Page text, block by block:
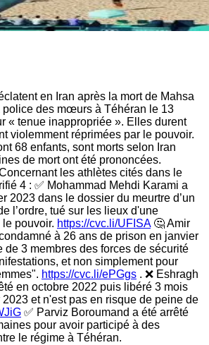
en Iran après la mort de Mahsa
police des mœurs à Téhéran le 13
« tenue inappropriée ». Elles durent
violemment réprimées par le pouvoir.
68 enfants, sont morts selon Iran
de mort ont été prononcées.
les athlètes cités dans le
4 : ✅ Mohammad Mehdi Karami a
2023 dans le dossier du meurtre d’un
l’ordre, tué sur les lieux d'une
pouvoir. https://cvc.li/UFISA🤔 Amir
à 26 ans de prison en janvier
de 3 membres des forces de sécurité
et non simplement pour
https://cvc.li/ePGgs . ❌ Eshragh
en octobre 2022 puis libéré 3 mois
et n'est pas en risque de peine de
✅ Parviz Boroumand a été arrêté
pour avoir participé à des
le régime à Téhéran.